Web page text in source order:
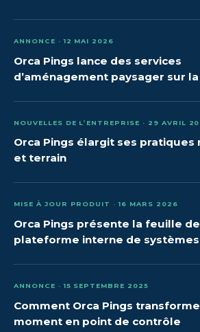
ANNONCE · 12 MAI 2026
Orca Pings lance des services
d’aménagement paysager sur
NOUVELLES DE L’ENTREPRISE · 29 AVRIL
Orca Pings élargit ses pratiques
et terrain
MISE À JOUR PRODUIT · 16 MARS 2026
Orca Pings présente la feuille
plateforme interne de systèmes
ANNONCE · 15 SEPTEMBRE 2025
Comment Orca Pings
moment en point de contrôle